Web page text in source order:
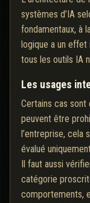
systèmes d’IA
fondamentaux, à
logique a un
tous les outils IA
Les usages
Certains cas
peuvent être
l’entreprise, cela
évalué
Il faut aussi
catégorie
comportements,